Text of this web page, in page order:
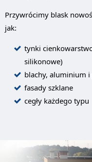
Przywrócimy blask
jak:
tynki
silikonowe)
blachy, aluminium
fasady szklane
cegły każdego typu